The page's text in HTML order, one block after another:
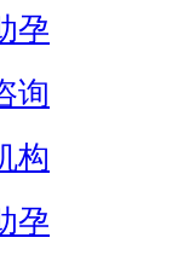
孕
询
构
孕